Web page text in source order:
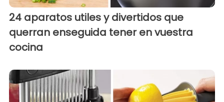
24 aparatos utiles y divertidos que
querran enseguida tener en vuestra
cocina